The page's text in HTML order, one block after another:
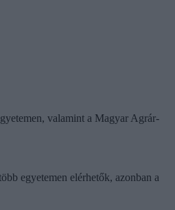
valamint a Magyar Agrár-
egyetemen elérhetők, azonban a